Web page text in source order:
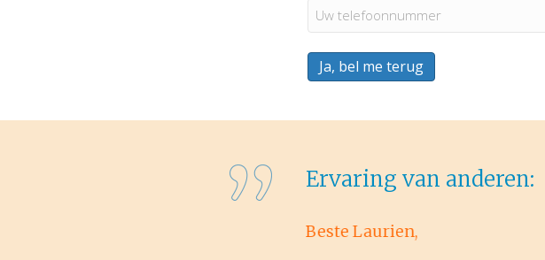
Uw
telefoonnummer
*
Ervaring van anderen:
Beste Laurien,